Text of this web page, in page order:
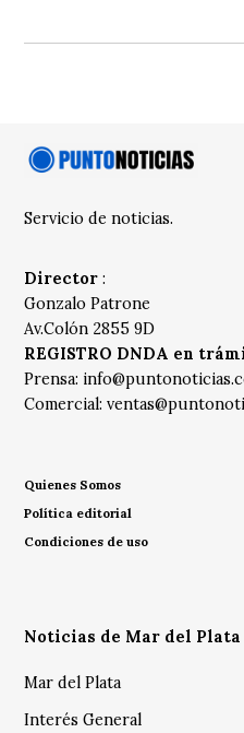
Servicio de noticias.
Director :
Gonzalo Patrone
Av.Colón 2855 9D
REGISTRO DNDA en
Prensa:
Comercial:
Quienes Somos
Política editorial
Condiciones de uso
Noticias de Mar del Plata
Mar del Plata
Interés General